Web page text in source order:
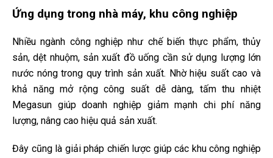
Ứng dụng trong nhà máy, khu công nghiệp
Nhiều ngành công nghiệp như chế biến thực phẩm, thủy
sản, dệt nhuộm, sản xuất đồ uống cần sử dụng lượng lớn
nước nóng trong quy trình sản xuất. Nhờ hiệu suất cao và
khả năng mở rộng công suất dễ dàng, tấm thu nhiệt
Megasun giúp doanh nghiệp giảm mạnh chi phí năng
lượng, nâng cao hiệu quả sản xuất.
Đây cũng là giải pháp chiến lược giúp các khu công nghiệp